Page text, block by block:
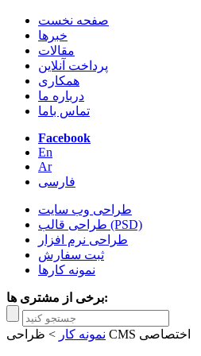
صفحه نخست
خبرها
مقالات
پرداخت آنلاین
همکاری
درباره ما
تماس باما
Facebook
En
Ar
فارسی
طراحی وب سایت
طراحی قالب (PSD)
طراحی نرم افزار
ثبت سفارش
نمونه کارها
برخی از مشتری ها:
نمونه کار > ظراحی CMS اختصاصی